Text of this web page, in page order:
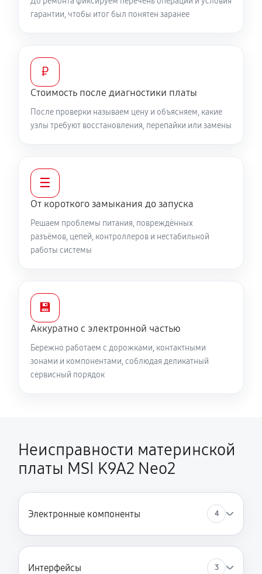
гарантии, чтобы итог был понятен заранее
₽
Стоимость после диагностики платы
После проверки называем цену и объясняем, какие
узлы требуют восстановления, перепайки или замены
☰
От короткого замыкания до запуска
Решаем проблемы питания, повреждённых
разъёмов, цепей, контроллеров и нестабильной
работы системы
💾
Аккуратно с электронной частью
Бережно работаем с дорожками, контактными
зонами и компонентами, соблюдая деликатный
сервисный порядок
Неисправности материнской
платы MSI K9A2 Neo2
Электронные компоненты 4
Интерфейсы 3